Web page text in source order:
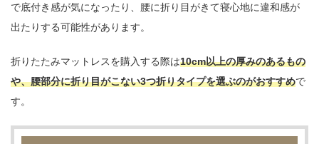
で底付き感が気になったり、腰に折り目がきて寝心地に違和感が
出たりする可能性があります。
折りたたみマットレスを購入する際は10cm以上の厚みのあるもの
や、腰部分に折り目がこない3つ折りタイプを選ぶのがおすすめで
す。